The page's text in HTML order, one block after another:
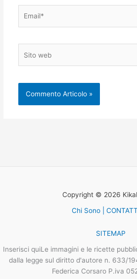
web
Copyright © 2026
Chi Sono |
SITEMAP
Inserisci quiLe immagini e le ricette
dalla legge sul diritto d'autore n. 633/
Federica Corsaro P.iva